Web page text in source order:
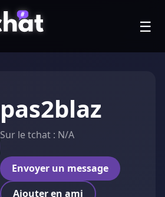
☰
pas2blaz
Sur le tchat : N/A
Envoyer un message
Ajouter en ami